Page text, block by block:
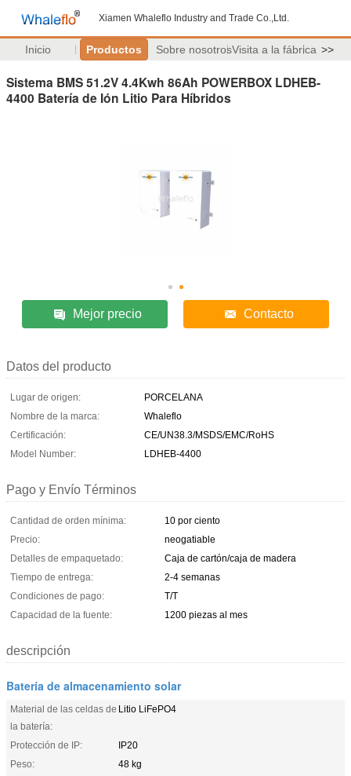
Xiamen Whaleflo Industry and Trade Co.,Ltd.
Inicio Productos Sobre nosotrosVisita a la fábrica >>
Sistema BMS 51.2V 4.4Kwh 86Ah POWERBOX LDHEB-
4400 Batería de Ión Litio Para Híbridos
Mejor precio Contacto
Datos del producto
Lugar de origen:
PORCELANA
Nombre de la marca:
Whaleflo
Certificación:
CE/UN38.3/MSDS/EMC/RoHS
Model Number:
LDHEB-4400
Pago y Envío Términos
Cantidad de orden mínima:
10 por ciento
Precio:
neogatiable
Detalles de empaquetado:
Caja de cartón/caja de madera
Tiempo de entrega:
2-4 semanas
Condiciones de pago:
T/T
Capacidad de la fuente:
1200 piezas al mes
descripción
Batería de almacenamiento solar
Material de las celdas de
la batería:
Litio LiFePO4
Protección de IP:
IP20
Peso:
48 kg